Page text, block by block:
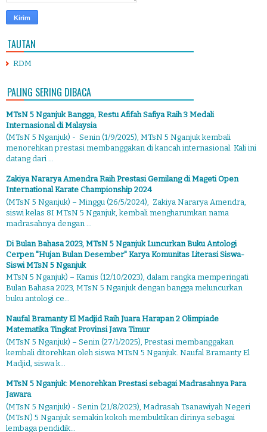
TAUTAN
RDM
PALING SERING DIBACA
MTsN 5 Nganjuk Bangga, Restu Afifah Safiya Raih 3 Medali
Internasional di Malaysia
(MTsN 5 Nganjuk) - Senin (1/9/2025), MTsN 5 Nganjuk kembali
menorehkan prestasi membanggakan di kancah internasional. Kali ini
datang dari ...
Zakiya Nararya Amendra Raih Prestasi Gemilang di Mageti Open
International Karate Championship 2024
(MTsN 5 Nganjuk) – Minggu (26/5/2024), Zakiya Nararya Amendra,
siswi kelas 8I MTsN 5 Nganjuk, kembali mengharumkan nama
madrasahnya dengan ...
Di Bulan Bahasa 2023, MTsN 5 Nganjuk Luncurkan Buku Antologi
Cerpen "Hujan Bulan Desember" Karya Komunitas Literasi Siswa-
Siswi MTsN 5 Nganjuk
MTsN 5 Nganjuk) – Kamis (12/10/2023), dalam rangka memperingati
Bulan Bahasa 2023, MTsN 5 Nganjuk dengan bangga meluncurkan
buku antologi ce...
Naufal Bramanty El Madjid Raih Juara Harapan 2 Olimpiade
Matematika Tingkat Provinsi Jawa Timur
(MTsN 5 Nganjuk) – Senin (27/1/2025), Prestasi membanggakan
kembali ditorehkan oleh siswa MTsN 5 Nganjuk. Naufal Bramanty El
Madjid, siswa k...
MTsN 5 Nganjuk: Menorehkan Prestasi sebagai Madrasahnya Para
Jawara
(MTsN 5 Nganjuk) - Senin (21/8/2023), Madrasah Tsanawiyah Negeri
(MTsN) 5 Nganjuk semakin kokoh membuktikan dirinya sebagai
lembaga pendidik...